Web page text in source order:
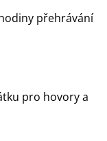
přehrávání
pro hovory a